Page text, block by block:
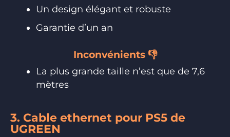
Un design élégant et robuste
Garantie d’un an
Inconvénients 👎
La plus grande taille n’est que de 7,6
mètres
3. Cable ethernet pour PS5 de
UGREEN